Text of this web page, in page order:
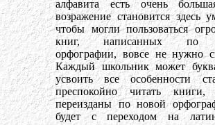
алфавита есть очень
возражение становится здесь
чтобы могли пользоваться
книг, написанных по
орфографии, вовсе не нужно
Каждый школьник может
усвоить все особенности
преспокойно читать
переизданы по новой
будет с переходом на